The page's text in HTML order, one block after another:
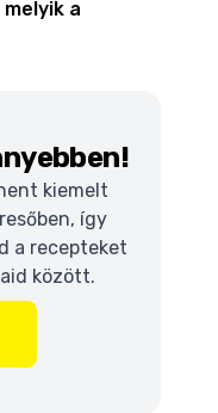
a
kiemelt
így
a recepteket
között.